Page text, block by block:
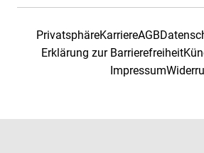
PrivatsphäreKarriereAGB
Erklärung zur Barrierefreiheit
Impressum